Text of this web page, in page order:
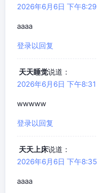
2026年6月6日 下午8:29
aaaa
登录以回复
天天睡觉说道：
2026年6月6日 下午8:31
wwwww
登录以回复
天天上床说道：
2026年6月6日 下午8:35
aaaa